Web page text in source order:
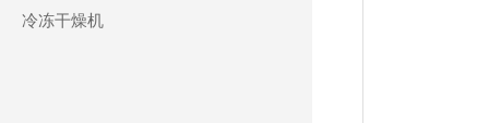
冷冻干燥机